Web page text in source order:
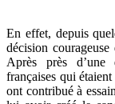
En effet, depuis
décision
Après près d’une
françaises qui
ont contribué à